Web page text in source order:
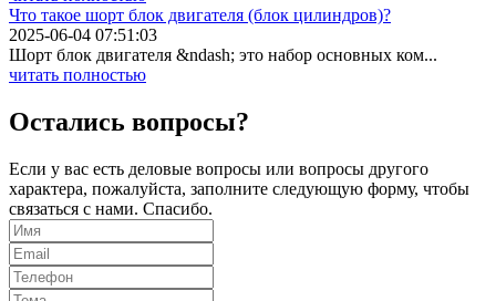
Что такое шорт блок двигателя (блок цилиндров)?
2025-06-04 07:51:03
Шорт блок двигателя &ndash; это набор основных ком...
читать полностью
Остались вопросы?
Если у вас есть деловые вопросы или вопросы другого
характера, пожалуйста, заполните следующую форму, чтобы
связаться с нами. Спасибо.